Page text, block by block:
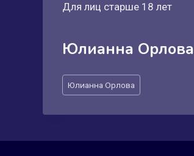
Для лиц старше 18 лет
Юлианна Орлова
Метки
записи:
Юлианна Орлова